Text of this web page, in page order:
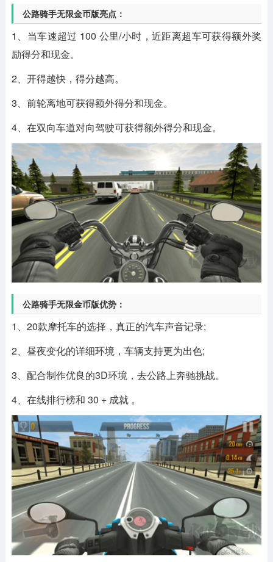
公路骑手无限金币版亮点：
1、当车速超过 100 公里/小时，近距离超车可获得额外奖
励得分和现金。
2、开得越快，得分越高。
3、前轮离地可获得额外得分和现金。
4、在双向车道对向驾驶可获得额外得分和现金。
公路骑手无限金币版优势：
1、20款摩托车的选择，真正的汽车声音记录;
2、昼夜变化的详细环境，车辆支持更为出色;
3、配合制作优良的3D环境，去公路上奔驰挑战。
4、在线排行榜和 30 + 成就 。